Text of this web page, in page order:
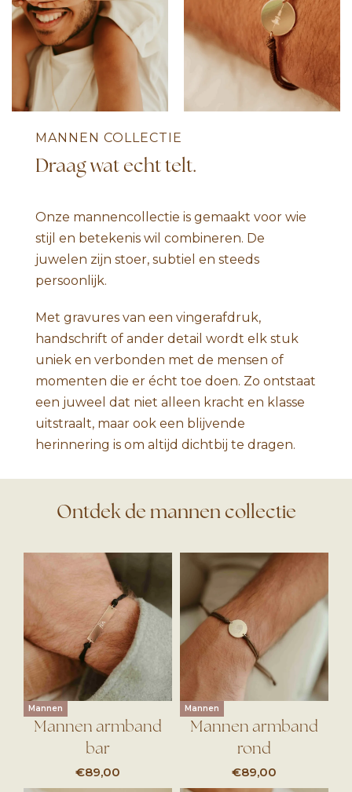
MANNEN COLLECTIE
Draag wat echt telt.
Onze mannencollectie is gemaakt voor wie
stijl en betekenis wil combineren. De
juwelen zijn stoer, subtiel en steeds
persoonlijk.
Met gravures van een vingerafdruk,
handschrift of ander detail wordt elk stuk
uniek en verbonden met de mensen of
momenten die er écht toe doen. Zo ontstaat
een juweel dat niet alleen kracht en klasse
uitstraalt, maar ook een blijvende
herinnering is om altijd dichtbij te dragen.
Ontdek de mannen collectie
Mannen
Mannen armband
bar
€89,00
Mannen
Mannen armband
rond
€89,00